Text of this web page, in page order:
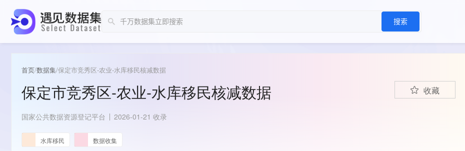
搜索
首页/数据集/保定市竞秀区-农业-水库移民核减数据
保定市竞秀区-农业-水库移民核减数据 收藏
国家公共数据资源登记平台 2026-01-21 收录
水库移民 数据收集